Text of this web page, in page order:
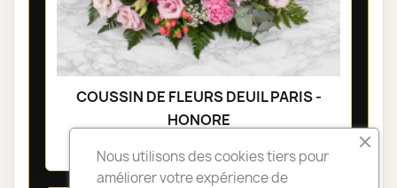
COUSSIN DE FLEURS DEUIL PARIS -
HONORE
105,00 €
Nous utilisons des cookies tiers pour
améliorer votre expérience de